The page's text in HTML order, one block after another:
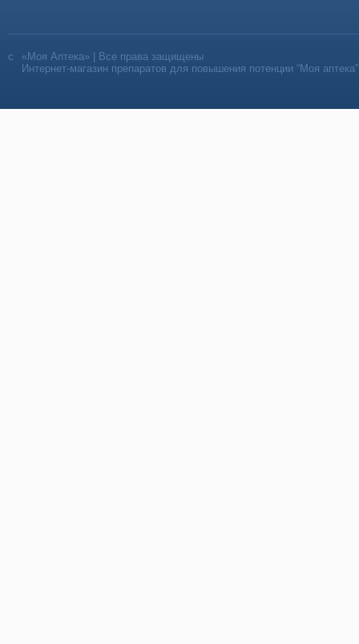
«Моя Аптека» | Все права защищены
Интернет-магазин препаратов для повышения потенции “Моя